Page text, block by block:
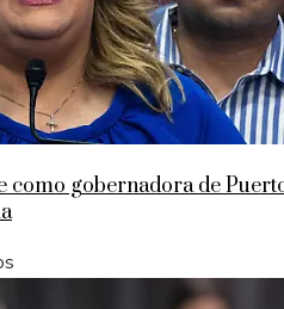
como gobernadora de